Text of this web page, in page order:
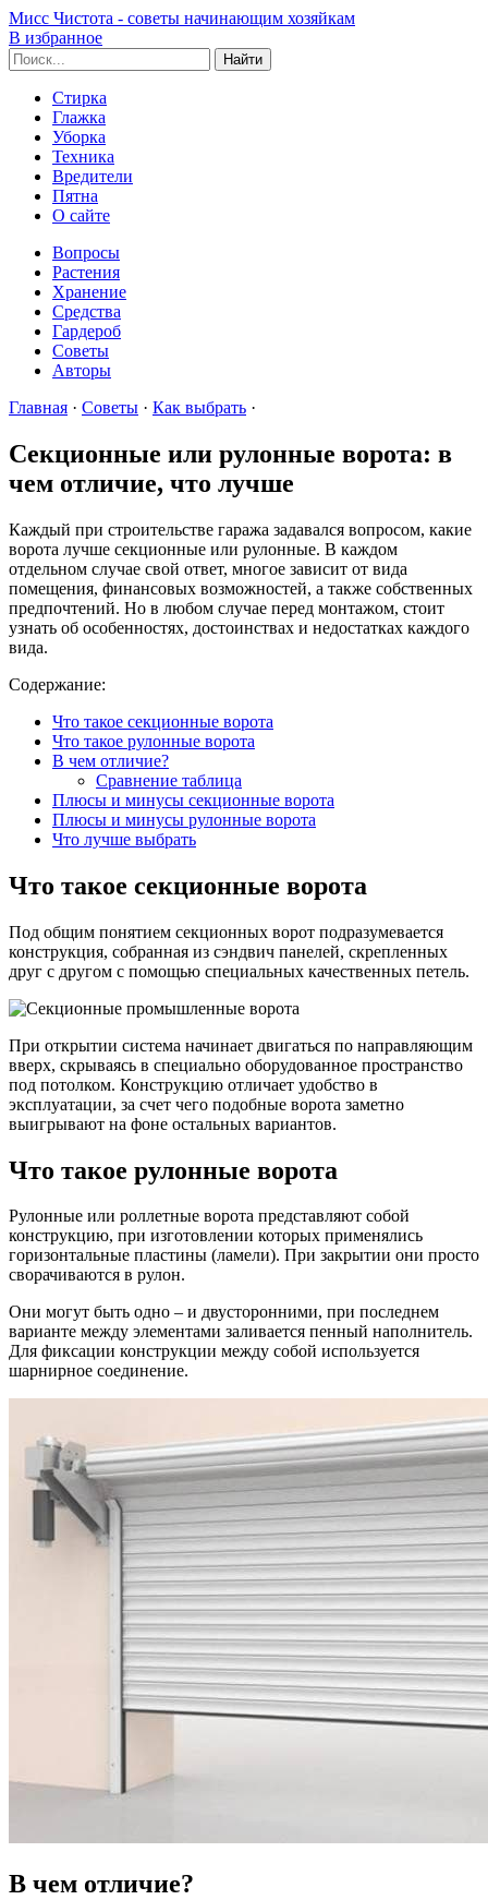
Мисс Чистота - советы начинающим хозяйкам
В избранное
Стирка
Глажка
Уборка
Техника
Вредители
Пятна
О сайте
Вопросы
Растения
Хранение
Средства
Гардероб
Советы
Авторы
Главная · Советы · Как выбрать ·
Секционные или рулонные ворота: в
чем отличие, что лучше
Каждый при строительстве гаража задавался вопросом, какие
ворота лучше секционные или рулонные. В каждом
отдельном случае свой ответ, многое зависит от вида
помещения, финансовых возможностей, а также собственных
предпочтений. Но в любом случае перед монтажом, стоит
узнать об особенностях, достоинствах и недостатках каждого
вида.
Содержание:
Что такое секционные ворота
Что такое рулонные ворота
В чем отличие?
Сравнение таблица
Плюсы и минусы секционные ворота
Плюсы и минусы рулонные ворота
Что лучше выбрать
Что такое секционные ворота
Под общим понятием секционных ворот подразумевается
конструкция, собранная из сэндвич панелей, скрепленных
друг с другом с помощью специальных качественных петель.
При открытии система начинает двигаться по направляющим
вверх, скрываясь в специально оборудованное пространство
под потолком. Конструкцию отличает удобство в
эксплуатации, за счет чего подобные ворота заметно
выигрывают на фоне остальных вариантов.
Что такое рулонные ворота
Рулонные или роллетные ворота представляют собой
конструкцию, при изготовлении которых применялись
горизонтальные пластины (ламели). При закрытии они просто
сворачиваются в рулон.
Они могут быть одно – и двусторонними, при последнем
варианте между элементами заливается пенный наполнитель.
Для фиксации конструкции между собой используется
шарнирное соединение.
В чем отличие?